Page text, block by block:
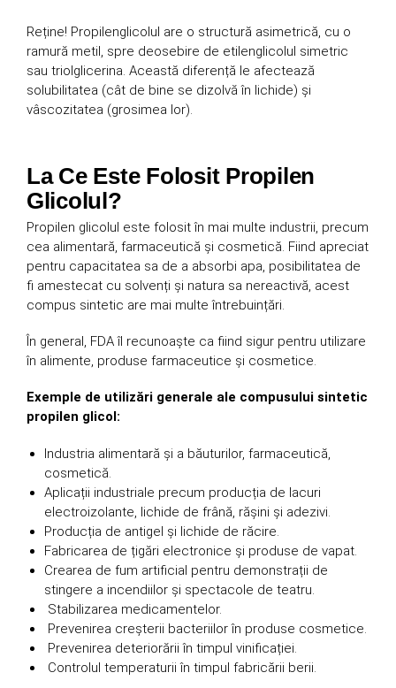
Reține! Propilenglicolul are o structură asimetrică, cu o
ramură metil, spre deosebire de etilenglicolul simetric
sau triolglicerina. Această diferență le afectează
solubilitatea (cât de bine se dizolvă în lichide) și
vâscozitatea (grosimea lor).
La Ce Este Folosit Propilen
Glicolul?
Propilen glicolul este folosit în mai multe industrii, precum
cea alimentară, farmaceutică și cosmetică. Fiind apreciat
pentru capacitatea sa de a absorbi apa, posibilitatea de
fi amestecat cu solvenți și natura sa nereactivă, acest
compus sintetic are mai multe întrebuințări.
În general, FDA îl recunoaște ca fiind sigur pentru utilizare
în alimente, produse farmaceutice și cosmetice.
Exemple de utilizări generale ale compusului sintetic
propilen glicol:
Industria alimentară și a băuturilor, farmaceutică,
cosmetică.
Aplicații industriale precum producția de lacuri
electroizolante, lichide de frână, rășini și adezivi.
Producția de antigel și lichide de răcire.
Fabricarea de țigări electronice și produse de vapat.
Crearea de fum artificial pentru demonstrații de
stingere a incendiilor și spectacole de teatru.
Stabilizarea medicamentelor.
Prevenirea creșterii bacteriilor în produse cosmetice.
Prevenirea deteriorării în timpul vinificației.
Controlul temperaturii în timpul fabricării berii.